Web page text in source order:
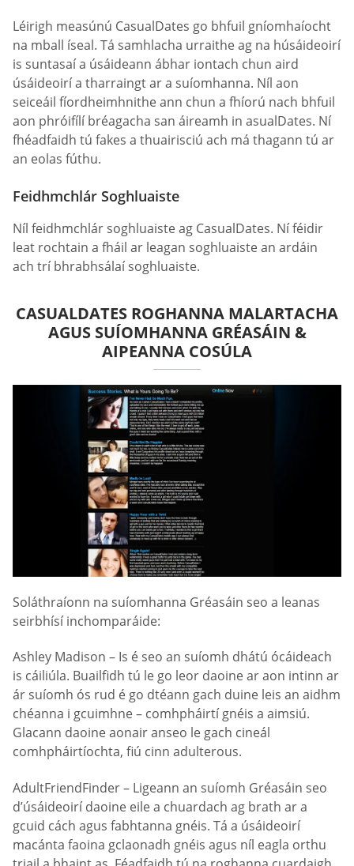
Léirigh measúnú СasualDates go bhfuil gníomhaíocht
na mball íseal. Tá samhlacha urraithe ag na húsáideoirí
is suntasaí a úsáideann ábhar iontach chun aird
úsáideoirí a tharraingt ar a suíomhanna. Níl aon
seiceáil fíordheimhnithe ann chun a fhíorú nach bhfuil
aon phróifílí bréagacha san áireamh in asualDates. Ní
fhéadfaidh tú fakes a thuairisciú ach má thagann tú ar
an eolas fúthu.
Feidhmchlár Soghluaiste
Níl feidhmchlár soghluaiste ag СasualDates. Ní féidir
leat rochtain a fháil ar leagan soghluaiste an ardáin
ach trí bhrabhsálaí soghluaiste.
СASUALDATES ROGHANNA MALARTACHA
AGUS SUÍOMHANNA GRÉASÁIN &
AIPEANNA COSÚLA
Soláthraíonn na suíomhanna Gréasáin seo a leanas
seirbhísí inchomparáide:
Ashley Madison – Is é seo an suíomh dhátú ócáideach
is cáiliúla. Buailfidh tú le go leor daoine ar aon intinn ar
ár suíomh ós rud é go dtéann gach duine leis an aidhm
chéanna i gcuimhne – comhpháirtí gnéis a aimsiú.
Glacann daoine aonair anseo le gach cineál
comhpháirtíochta, fiú cinn adulterous.
AdultFriendFinder – Ligeann an suíomh Gréasáin seo
d’úsáideoirí daoine eile a chuardach ag brath ar a
gcuid cách agus fabhtanna gnéis. Tá a úsáideoirí
macánta faoina gclaonadh gnéis agus níl eagla orthu